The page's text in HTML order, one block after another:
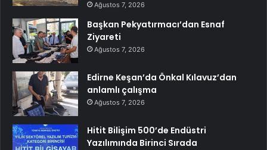
Ağustos 7, 2026
Başkan Pekyatırmacı’dan Esnaf
Ziyareti
Ağustos 7, 2026
Edirne Keşan’da Önkal Kılavuz’dan
anlamlı çalışma
Ağustos 7, 2026
Hitit Bilişim 500’de Endüstri
Yazılımında Birinci Sırada